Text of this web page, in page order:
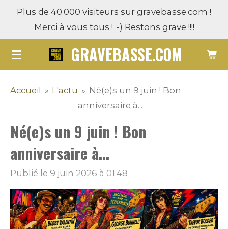
Passer
contenu
principal
GRAVEBASSE.COM
Plus de 40.000 visiteurs sur gravebasse.com !
Merci à vous tous ! :-) Restons grave !!!!
Accueil » L'actu » Né(e)s un 9 juin ! Bon
anniversaire à...
Né(e)s un 9 juin ! Bon
anniversaire à...
Publié le 9 juin 2026 à 01:48